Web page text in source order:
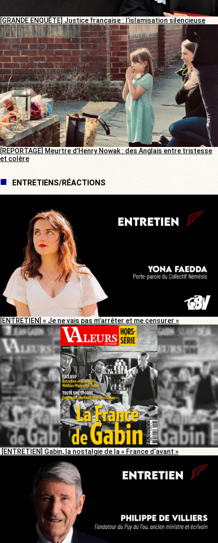
[GRANDE ENQUÊTE] Justice française : l’islamisation silencieuse
[REPORTAGE] Meurtre d’Henry Nowak : des Anglais entre tristesse
et colère
ENTRETIENS/RÉACTIONS
[ENTRETIEN] « Je ne vais pas m’arrêter et me censurer »
[ENTRETIEN] Gabin, la nostalgie de la « France d’avant »